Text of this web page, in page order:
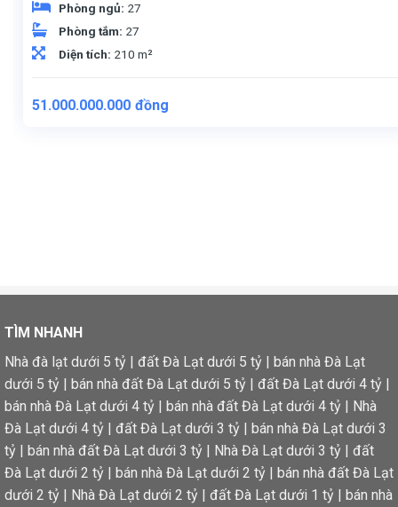
Phòng ngủ: 27
Phòng tắm: 27
Diện tích: 210 m²
51.000.000.000 đồng
TÌM NHANH
Nhà đà lạt dưới 5 tỷ | đất Đà Lạt dưới 5 tỷ | bán nhà Đà Lạt
dưới 5 tỷ | bán nhà đất Đà Lạt dưới 5 tỷ | đất Đà Lạt dưới 4 tỷ |
bán nhà Đà Lạt dưới 4 tỷ | bán nhà đất Đà Lạt dưới 4 tỷ | Nhà
Đà Lạt dưới 4 tỷ | đất Đà Lạt dưới 3 tỷ | bán nhà Đà Lạt dưới 3
tỷ | bán nhà đất Đà Lạt dưới 3 tỷ | Nhà Đà Lạt dưới 3 tỷ | đất
Đà Lạt dưới 2 tỷ | bán nhà Đà Lạt dưới 2 tỷ | bán nhà đất Đà Lạt
dưới 2 tỷ | Nhà Đà Lạt dưới 2 tỷ | đất Đà Lạt dưới 1 tỷ | bán nhà